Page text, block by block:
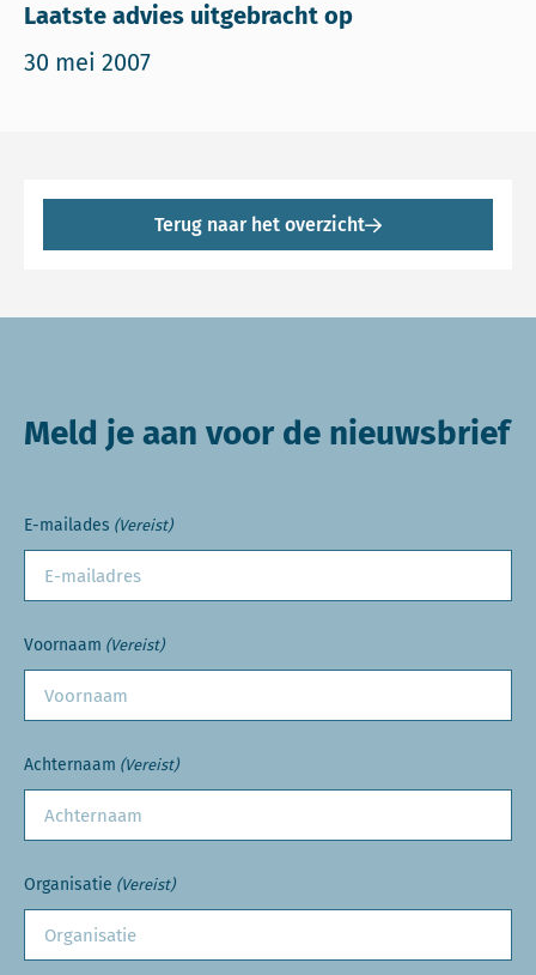
Laatste advies uitgebracht op
30 mei 2007
Terug naar het overzicht
Meld je aan voor de nieuwsbrief
E-mailades (Vereist)
Voornaam (Vereist)
Achternaam (Vereist)
Organisatie (Vereist)